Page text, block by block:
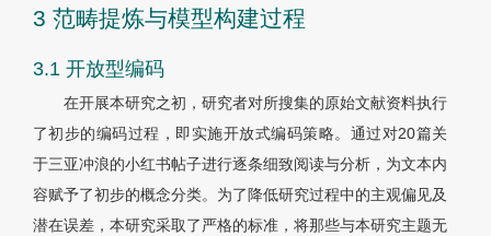
3 范畴提炼与模型构建过程
3.1 开放型编码
在开展本研究之初，研究者对所搜集的原始文献资料执行
了初步的编码过程，即实施开放式编码策略。通过对20篇关
于三亚冲浪的小红书帖子进行逐条细致阅读与分析，为文本内
容赋予了初步的概念分类。为了降低研究过程中的主观偏见及
潜在误差，本研究采取了严格的标准，将那些与本研究主题无